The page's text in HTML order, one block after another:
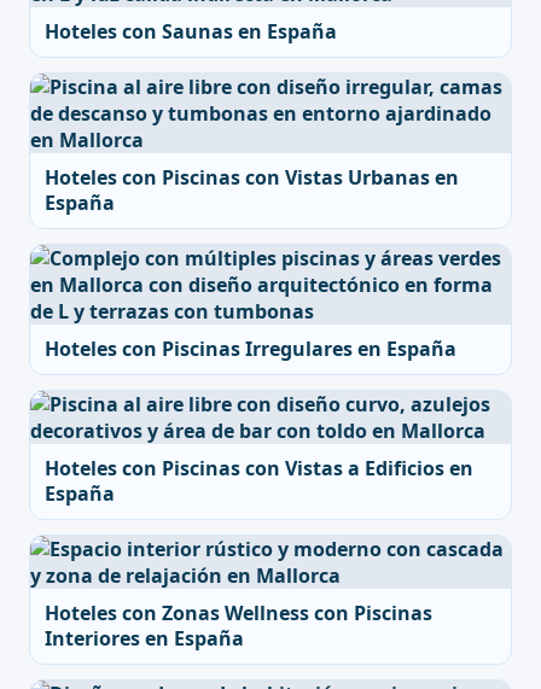
Hoteles con Saunas en España
Hoteles con Piscinas con Vistas Urbanas en
España
Hoteles con Piscinas Irregulares en España
Hoteles con Piscinas con Vistas a Edificios en
España
Hoteles con Zonas Wellness con Piscinas
Interiores en España